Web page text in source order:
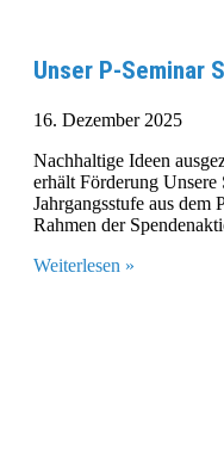
Unser P-Seminar
16. Dezember 2025
Nachhaltige Ideen
erhält Förderung Unsere
Jahrgangsstufe aus
Rahmen der
Weiterlesen »